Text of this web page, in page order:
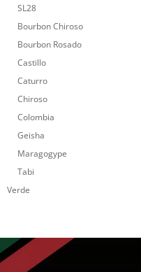
SL28
Bourbon Chiroso
Bourbon Rosado
Castillo
Caturro
Chiroso
Colombia
Geisha
Maragogype
Tabi
Verde